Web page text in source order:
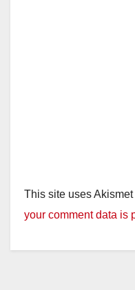
This site uses
your comment data is